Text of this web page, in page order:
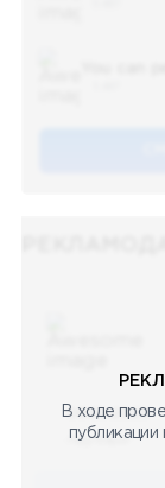
08.05.2023
Научный
В ходе
публикации